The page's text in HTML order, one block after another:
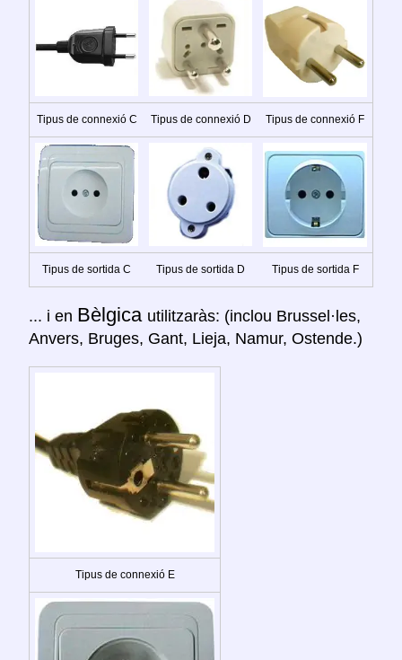
Tipus de connexió C Tipus de connexió D Tipus de connexió F
Tipus de sortida C Tipus de sortida D Tipus de sortida F
... i en Bèlgica utilitzaràs: (inclou Brussel·les,
Anvers, Bruges, Gant, Lieja, Namur, Ostende.)
Tipus de connexió E